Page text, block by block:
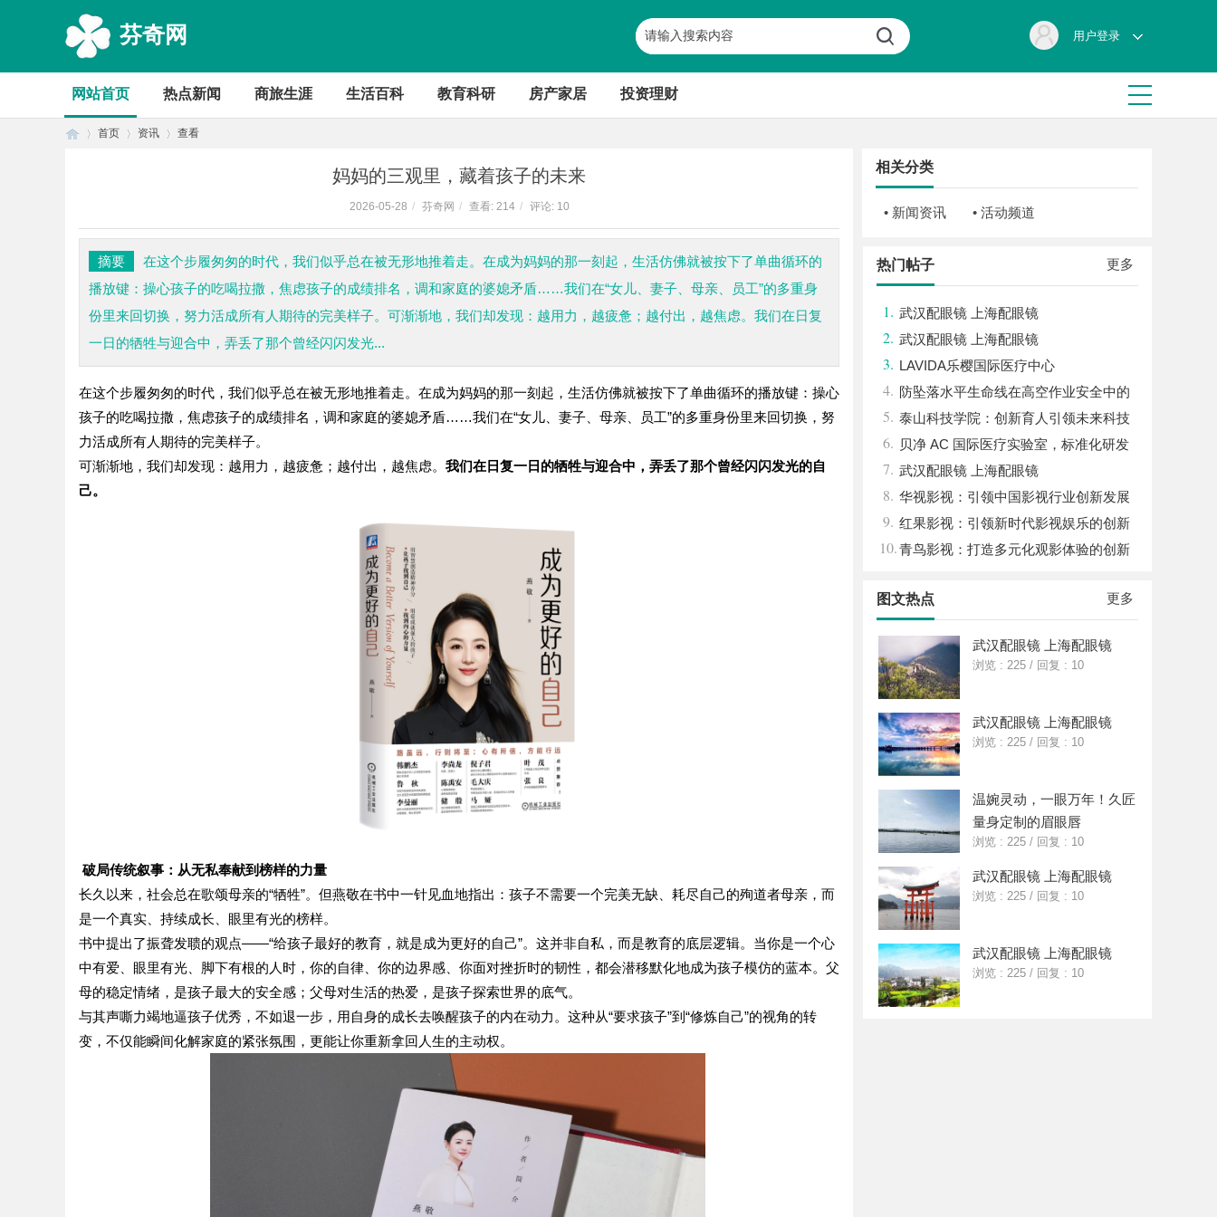
芬奇网 用户登录
网站首页 热点新闻 商旅生涯 生活百科 教育科研 房产家居 投资理财
首页 资讯 查看
妈妈的三观里，藏着孩子的未来
2026-05-28 / 芬奇网 / 查看: 214 / 评论: 10
摘要
在这个步履匆匆的时代，我们似乎总在被无形地推着走。在成为妈妈的那一刻起，生活仿佛就被按下了单曲循环的
播放键：操心孩子的吃喝拉撒，焦虑孩子的成绩排名，调和家庭的婆媳矛盾……我们在“女儿、妻子、母亲、员工”的多重身
份里来回切换，努力活成所有人期待的完美样子。可渐渐地，我们却发现：越用力，越疲惫；越付出，越焦虑。我们在日复
一日的牺牲与迎合中，弄丢了那个曾经闪闪发光...
在这个步履匆匆的时代，我们似乎总在被无形地推着走。在成为妈妈的那一刻起，生活仿佛就被按下了单曲循环的播放键：操心
孩子的吃喝拉撒，焦虑孩子的成绩排名，调和家庭的婆媳矛盾……我们在“女儿、妻子、母亲、员工”的多重身份里来回切换，努
力活成所有人期待的完美样子。
可渐渐地，我们却发现：越用力，越疲惫；越付出，越焦虑。 我们在日复一日的牺牲与迎合中，弄丢了那个曾经闪闪发光的自
己。
破局传统叙事：从无私奉献到榜样的力量
长久以来，社会总在歌颂母亲的“牺牲”。但燕敬在书中一针见血地指出：孩子不需要一个完美无缺、耗尽自己的殉道者母亲，而
是一个真实、持续成长、眼里有光的榜样。
书中提出了振聋发聩的观点——“给孩子最好的教育，就是成为更好的自己”。这并非自私，而是教育的底层逻辑。当你是一个心
中有爱、眼里有光、脚下有根的人时，你的自律、你的边界感、你面对挫折时的韧性，都会潜移默化地成为孩子模仿的蓝本。父
母的稳定情绪，是孩子最大的安全感；父母对生活的热爱，是孩子探索世界的底气。
与其声嘶力竭地逼孩子优秀，不如退一步，用自身的成长去唤醒孩子的内在动力。这种从“要求孩子”到“修炼自己”的视角的转
变，不仅能瞬间化解家庭的紧张氛围，更能让你重新拿回人生的主动权。
相关分类
• 新闻资讯 • 活动频道
更多
热门帖子
1. 武汉配眼镜 上海配眼镜
2. 武汉配眼镜 上海配眼镜
3. LAVIDA乐樱国际医疗中心
4. 防坠落水平生命线在高空作业安全中的
关键作用与应用解析
5. 泰山科技学院：创新育人引领未来科技
发展新高地
6. 贝净 AC 国际医疗实验室，标准化研发
体系全解析
7. 武汉配眼镜 上海配眼镜
8. 华视影视：引领中国影视行业创新发展
的先行者
9. 红果影视：引领新时代影视娱乐的创新
先锋
10.青鸟影视：打造多元化观影体验的创新
更多
图文热点
武汉配眼镜 上海配眼镜
浏览 : 225 / 回复 : 10
武汉配眼镜 上海配眼镜
浏览 : 225 / 回复 : 10
温婉灵动，一眼万年！久匠
量身定制的眉眼唇
浏览 : 225 / 回复 : 10
武汉配眼镜 上海配眼镜
浏览 : 225 / 回复 : 10
武汉配眼镜 上海配眼镜
浏览 : 225 / 回复 : 10